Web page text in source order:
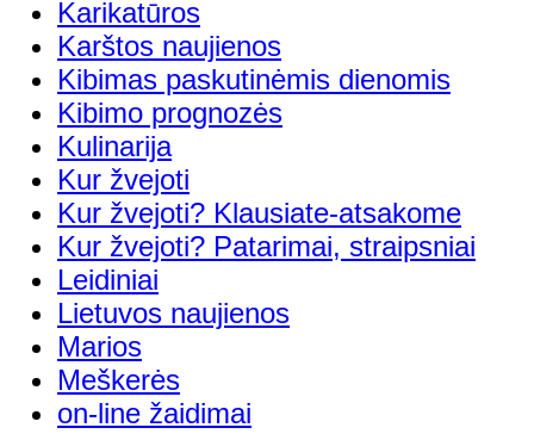
Karikatūros
Karštos naujienos
Kibimas paskutinėmis dienomis
Kibimo prognozės
Kulinarija
Kur žvejoti
Kur žvejoti? Klausiate-atsakome
Kur žvejoti? Patarimai, straipsniai
Leidiniai
Lietuvos naujienos
Marios
Meškerės
on-line žaidimai